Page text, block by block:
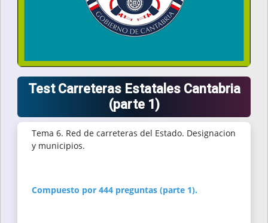
Test Carreteras Estatales Cantabria
(parte 1)
Tema 6. Red de carreteras del Estado. Designacion
y municipios.
Compuesto por 444 preguntas (parte 1).